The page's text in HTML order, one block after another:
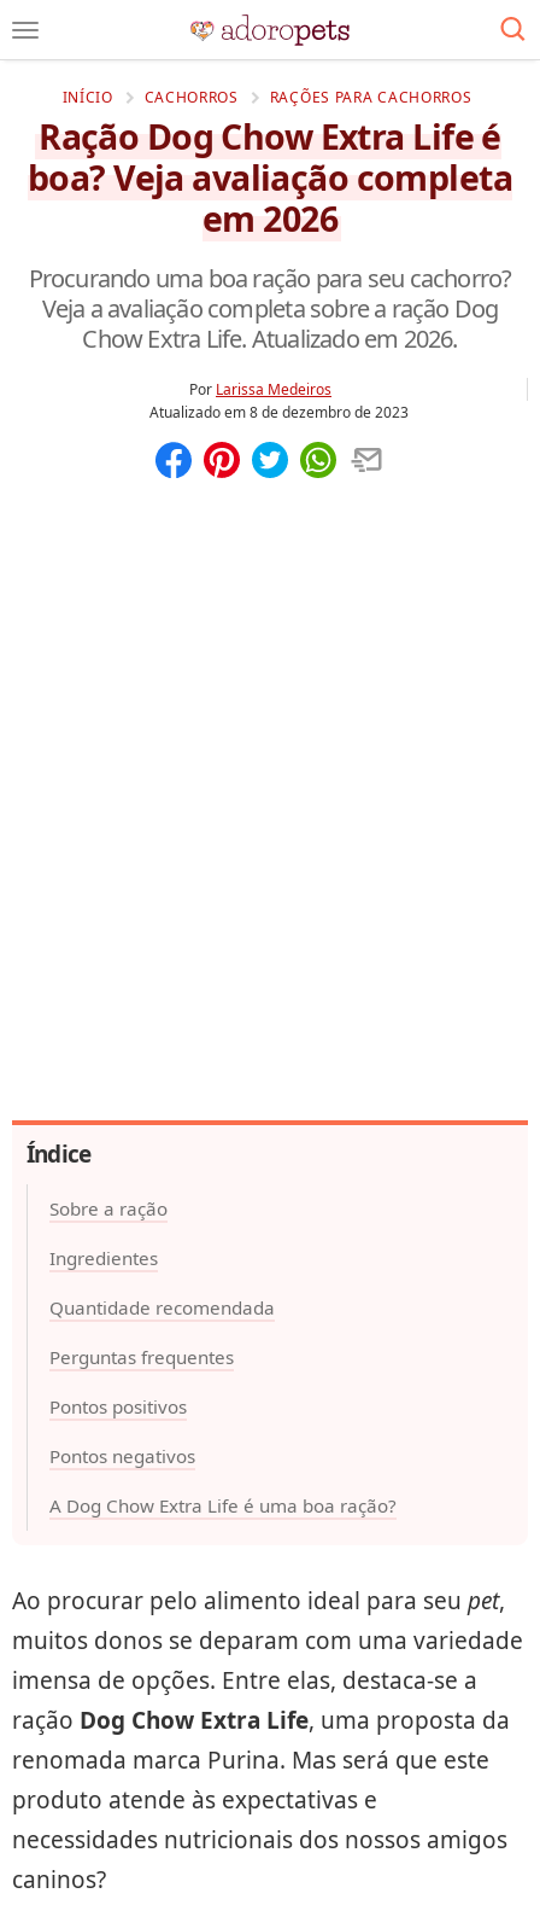
INÍCIO CACHORROS RAÇÕES PARA CACHORROS
Ração Dog Chow Extra Life é
boa? Veja avaliação completa
em 2026
Procurando uma boa ração para seu cachorro?
Veja a avaliação completa sobre a ração Dog
Chow Extra Life. Atualizado em 2026.
Por Larissa Medeiros
Atualizado em8 de dezembro de 2023
Índice
Sobre a ração
Ingredientes
Quantidade recomendada
Perguntas frequentes
Pontos positivos
Pontos negativos
A Dog Chow Extra Life é uma boa ração?
Ao procurar pelo alimento ideal para seu pet,
muitos donos se deparam com uma variedade
imensa de opções. Entre elas, destaca-se a
ração Dog Chow Extra Life, uma proposta da
renomada marca Purina. Mas será que este
produto atende às expectativas e
necessidades nutricionais dos nossos amigos
caninos?